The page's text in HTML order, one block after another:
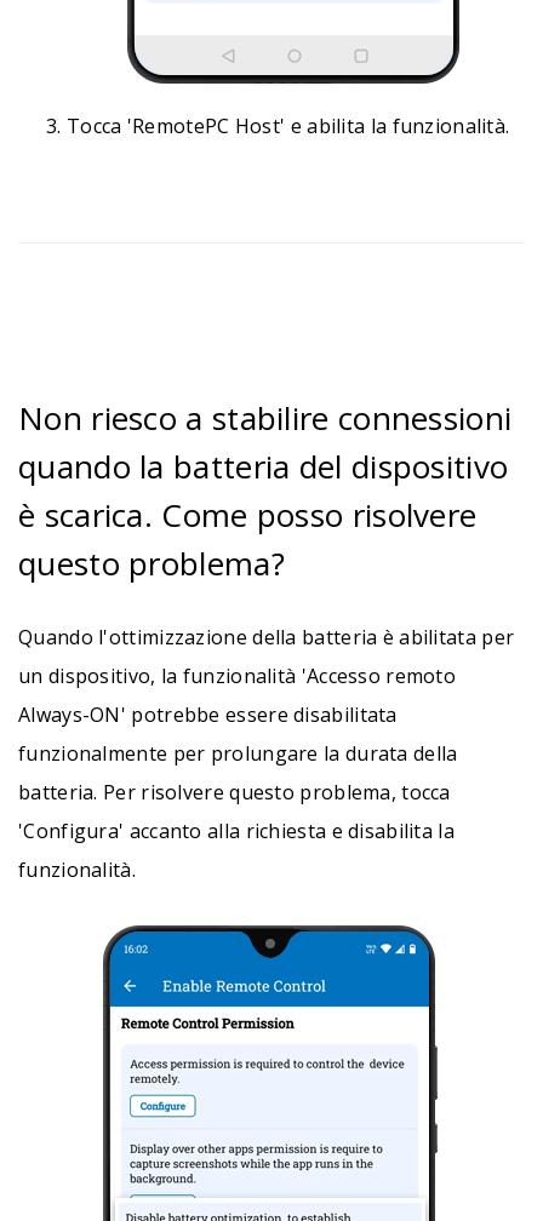
Tocca 'RemotePC Host' e abilita la funzionalità.
Non riesco a stabilire connessioni
quando la batteria del dispositivo
è scarica. Come posso risolvere
questo problema?
Quando l'ottimizzazione della batteria è abilitata per
un dispositivo, la funzionalità 'Accesso remoto
Always-ON' potrebbe essere disabilitata
funzionalmente per prolungare la durata della
batteria. Per risolvere questo problema, tocca
'Configura' accanto alla richiesta e disabilita la
funzionalità.